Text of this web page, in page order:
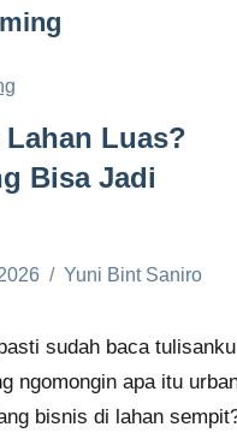
Luas?
Bisa Jadi
Yuni Bint Saniro
sudah baca tulisanku
ngomongin apa itu
bisnis di lahan